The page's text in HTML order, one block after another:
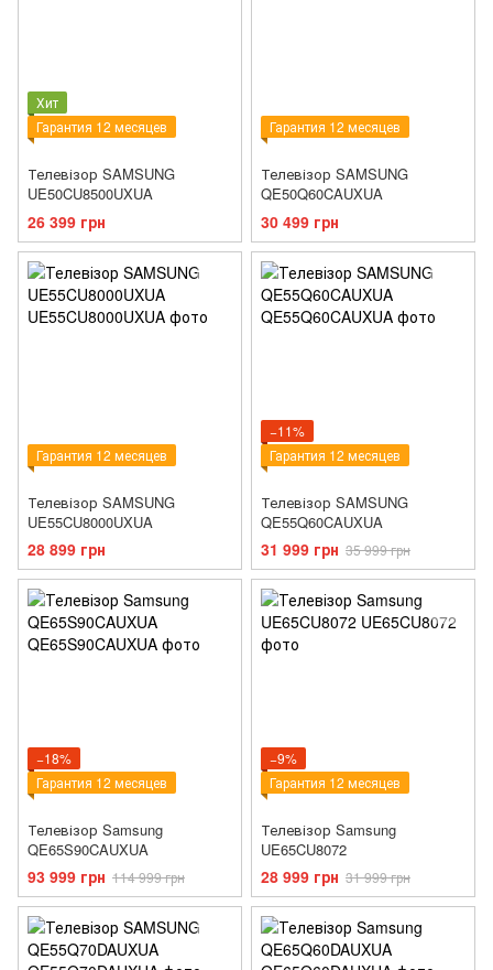
Хит
Гарантия 12 месяцев
Телевізор SAMSUNG
UE50CU8500UXUA
26 399 грн
Гарантия 12 месяцев
Телевізор SAMSUNG
QE50Q60CAUXUA
30 499 грн
Гарантия 12 месяцев
Телевізор SAMSUNG
UE55CU8000UXUA
28 899 грн
−11%
Гарантия 12 месяцев
Телевізор SAMSUNG
QE55Q60CAUXUA
31 999 грн 35 999 грн
−18%
Гарантия 12 месяцев
Телевізор Samsung
QE65S90CAUXUA
93 999 грн 114 999 грн
−9%
Гарантия 12 месяцев
Телевізор Samsung
UE65CU8072
28 999 грн 31 999 грн